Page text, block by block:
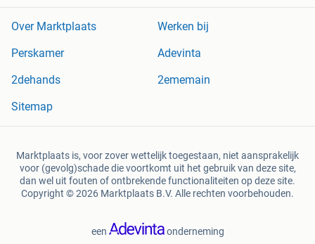
Over Marktplaats
Werken bij
Perskamer
Adevinta
2dehands
2ememain
Sitemap
Marktplaats is, voor zover wettelijk toegestaan, niet aansprakelijk
voor (gevolg)schade die voortkomt uit het gebruik van deze site,
dan wel uit fouten of ontbrekende functionaliteiten op deze site.
Copyright © 2026 Marktplaats B.V. Alle rechten voorbehouden.
een onderneming